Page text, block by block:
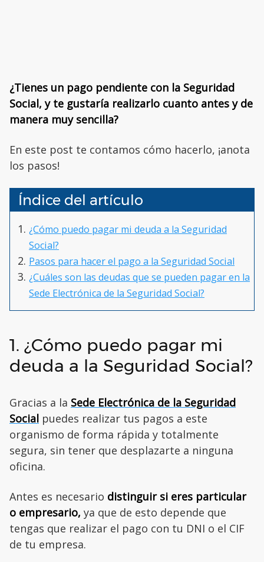
¿Tienes un pago pendiente con la Seguridad
Social, y te gustaría realizarlo cuanto antes y de
manera muy sencilla?
En este post te contamos cómo hacerlo, ¡anota
los pasos!
Índice del artículo
¿Cómo puedo pagar mi deuda a la Seguridad
Social?
Pasos para hacer el pago a la Seguridad Social
¿Cuáles son las deudas que se pueden pagar en la
Sede Electrónica de la Seguridad Social?
1. ¿Cómo puedo pagar mi
deuda a la Seguridad Social?
Gracias a la Sede Electrónica de la Seguridad
Social puedes realizar tus pagos a este
organismo de forma rápida y totalmente
segura, sin tener que desplazarte a ninguna
oficina.
Antes es necesario distinguir si eres particular
o empresario, ya que de esto depende que
tengas que realizar el pago con tu DNI o el CIF
de tu empresa.